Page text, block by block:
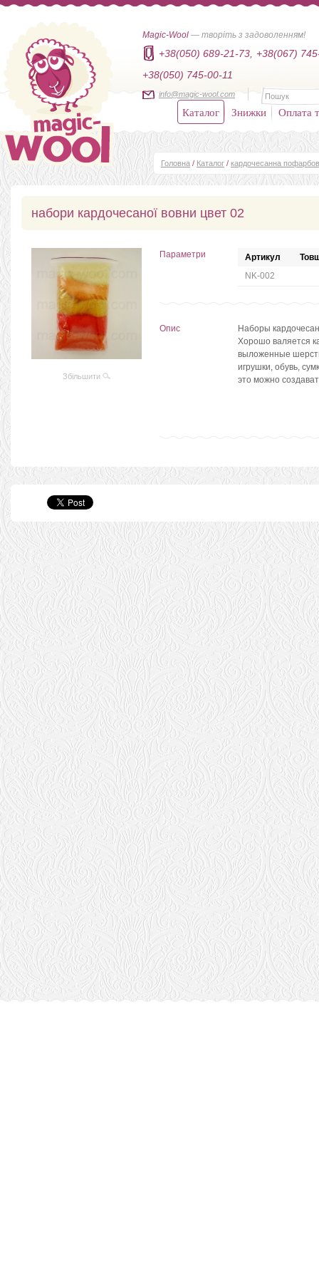
Magic-Wool — творіть з задоволенням!
+38(050) 689-21-73,
+38(067)
+38(050) 745-00-11
info@magic-wool.com
Каталог Знижки Оплата
Головна / Каталог / кардочесанна
набори кардочесаної вовни цвет 02
Збільшити
Параметри Артикул
NK-002
Опис
Наборы
Хорошо валяется
выложенные
игрушки, обувь,
это можно